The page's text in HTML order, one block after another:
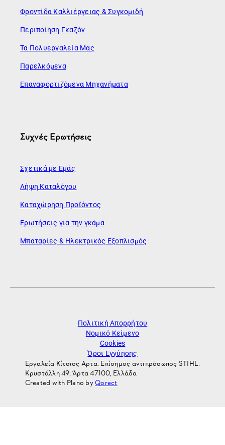
Φροντίδα Καλλιέργειας & Συγκομιδή
Περιποίηση Γκαζόν
Τα Πολυεργαλεία Μας
Παρελκόμενα
Επαναφορτιζόμενα Μηχανήματα
Συχνές Ερωτήσεις
Σχετικά με Εμάς
Λήψη Καταλόγου
Καταχώρηση Προϊόντος
Ερωτήσεις για την γκάμα
Μπαταρίες & Ηλεκτρικός Εξοπλισμός
Πολιτική Απορρήτου
Νομικό Κείμενο
Cookies
Όροι Εγγύησης
Εργαλεία Κίτσιος Αρτα. Επίσημος αντιπρόσωπος STIHL.
Κρυστάλλη 49, Άρτα 47100, Ελλάδα
Created with Plano byQorect